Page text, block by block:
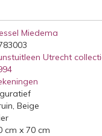
Miedema
Utrecht
Beige
cm x 70 cm